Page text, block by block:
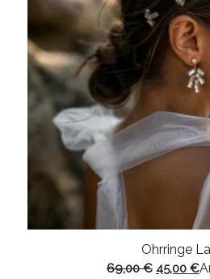
Ohrringe
69,00€ 45,00 €